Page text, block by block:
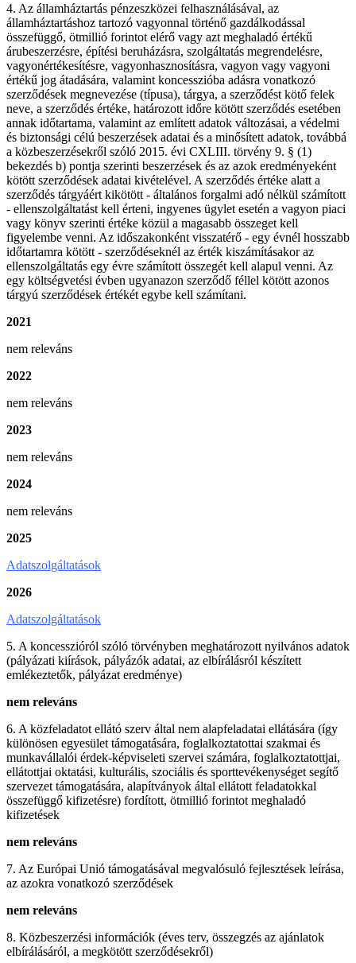
4. Az államháztartás pénzeszközei felhasználásával, az
államháztartáshoz tartozó vagyonnal történő gazdálkodással
összefüggő, ötmillió forintot elérő vagy azt meghaladó értékű
árubeszerzésre, építési beruházásra, szolgáltatás megrendelésre,
vagyonértékesítésre, vagyonhasznosításra, vagyon vagy vagyoni
értékű jog átadására, valamint koncesszióba adásra vonatkozó
szerződések megnevezése (típusa), tárgya, a szerződést kötő felek
neve, a szerződés értéke, határozott időre kötött szerződés esetében
annak időtartama, valamint az említett adatok változásai, a védelmi
és biztonsági célú beszerzések adatai és a minősített adatok, továbbá
a közbeszerzésekről szóló 2015. évi CXLIII. törvény 9. § (1)
bekezdés b) pontja szerinti beszerzések és az azok eredményeként
kötött szerződések adatai kivételével. A szerződés értéke alatt a
szerződés tárgyáért kikötött - általános forgalmi adó nélkül számított
- ellenszolgáltatást kell érteni, ingyenes ügylet esetén a vagyon piaci
vagy könyv szerinti értéke közül a magasabb összeget kell
figyelembe venni. Az időszakonként visszatérő - egy évnél hosszabb
időtartamra kötött - szerződéseknél az érték kiszámításakor az
ellenszolgáltatás egy évre számított összegét kell alapul venni. Az
egy költségvetési évben ugyanazon szerződő féllel kötött azonos
tárgyú szerződések értékét egybe kell számítani.
2021
nem releváns
2022
nem releváns
2023
nem releváns
2024
nem releváns
2025
Adatszolgáltatások
2026
Adatszolgáltatások
5. A koncesszióról szóló törvényben meghatározott nyilvános adatok
(pályázati kiírások, pályázók adatai, az elbírálásról készített
emlékeztetők, pályázat eredménye)
nem releváns
6. A közfeladatot ellátó szerv által nem alapfeladatai ellátására (így
különösen egyesület támogatására, foglalkoztatottai szakmai és
munkavállalói érdek-képviseleti szervei számára, foglalkoztatottjai,
ellátottjai oktatási, kulturális, szociális és sporttevékenységet segítő
szervezet támogatására, alapítványok által ellátott feladatokkal
összefüggő kifizetésre) fordított, ötmillió forintot meghaladó
kifizetések
nem releváns
7. Az Európai Unió támogatásával megvalósuló fejlesztések leírása,
az azokra vonatkozó szerződések
nem releváns
8. Közbeszerzési információk (éves terv, összegzés az ajánlatok
elbírálásáról, a megkötött szerződésekről)